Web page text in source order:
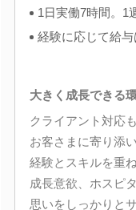
1日実働7時間。1
経験に応じて給
大きく成長できる
クライアント対応も
お客さまに寄り添
経験とスキルを重
成長意欲、ホスピ
思いをしっかりと